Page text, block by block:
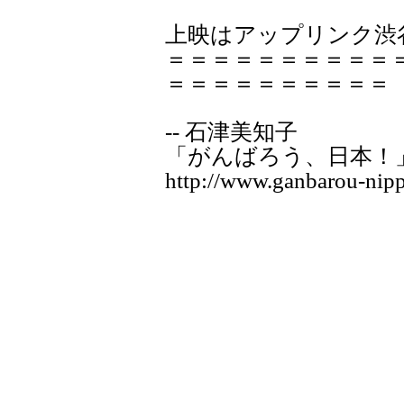
上映はアップリンク
＝＝＝＝＝＝＝＝＝＝
＝＝＝＝＝＝＝＝＝＝
-- 石津美知子
「がんばろう、日本
http://www.ganbarou-